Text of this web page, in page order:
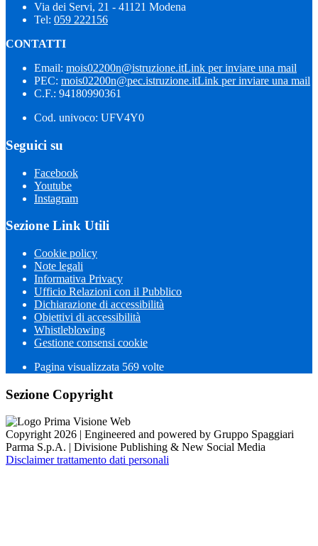
Via dei Servi, 21 - 41121 Modena
Tel: 059 222156
CONTATTI
Email: mois02200n@istruzione.itLink per inviare una mail
PEC: mois02200n@pec.istruzione.itLink per inviare una mail
C.F.: 94180990361
Cod. univoco: UFV4Y0
Seguici su
Facebook
Youtube
Instagram
Sezione Link Utili
Cookie policy
Note legali
Informativa Privacy
Ufficio Relazioni con il Pubblico
Dichiarazione di accessibilità
Obiettivi di accessibilità
Whistleblowing
Gestione consensi cookie
Pagina visualizzata 569 volte
Sezione Copyright
Copyright 2026 | Engineered and powered by Gruppo Spaggiari
Parma S.p.A. | Divisione Publishing & New Social Media
Disclaimer trattamento dati personali